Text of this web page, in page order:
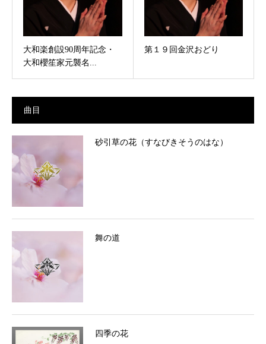
大和楽創設90周年記念・
大和櫻笙家元襲名...
第１９回金沢おどり
曲目
砂引草の花（すなびきそうのはな）
舞の道
四季の花